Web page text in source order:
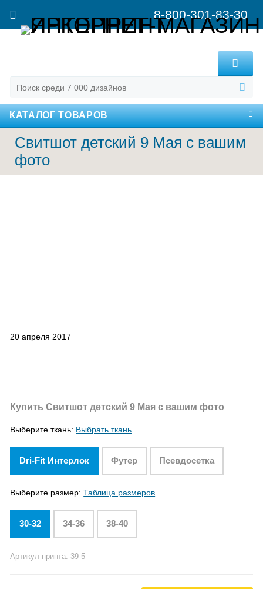
8-800-301-83-30
КАТАЛОГ ТОВАРОВ
Свитшот детский 9 Мая с вашим
фото
20 апреля 2017
Купить Свитшот детский 9 Мая с вашим фото
Выберите ткань: Выбрать ткань
Dri-Fit Интерлок Футер Псевдосетка
Выберите размер:Таблица размеров
30-32 34-36 38-40
Артикул принта: 39-5